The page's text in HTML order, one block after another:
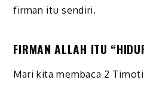
firman itu sendiri.
FIRMAN ALLAH ITU
Mari kita membaca 2